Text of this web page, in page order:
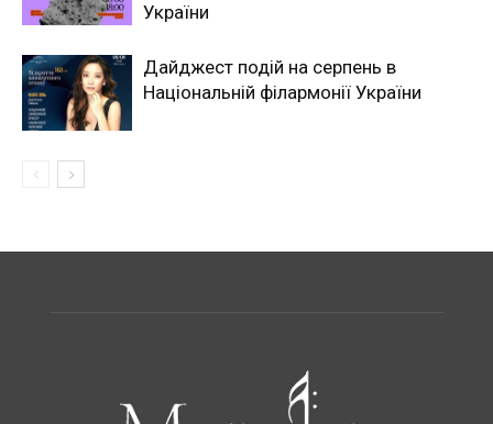
України
Дайджест подій на серпень в
Національній філармонії України